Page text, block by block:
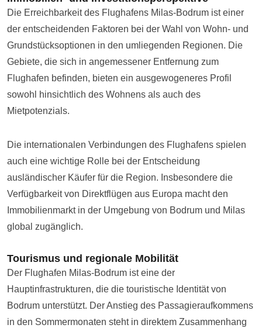
Die Erreichbarkeit des Flughafens Milas-Bodrum ist einer
der entscheidenden Faktoren bei der Wahl von Wohn- und
Grundstücksoptionen in den umliegenden Regionen. Die
Gebiete, die sich in angemessener Entfernung zum
Flughafen befinden, bieten ein ausgewogeneres Profil
sowohl hinsichtlich des Wohnens als auch des
Mietpotenzials.
Die internationalen Verbindungen des Flughafens spielen
auch eine wichtige Rolle bei der Entscheidung
ausländischer Käufer für die Region. Insbesondere die
Verfügbarkeit von Direktflügen aus Europa macht den
Immobilienmarkt in der Umgebung von Bodrum und Milas
global zugänglich.
Tourismus und regionale Mobilität
Der Flughafen Milas-Bodrum ist eine der
Hauptinfrastrukturen, die die touristische Identität von
Bodrum unterstützt. Der Anstieg des Passagieraufkommens
in den Sommermonaten steht in direktem Zusammenhang